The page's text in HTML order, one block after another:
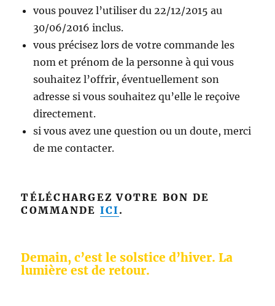
vous pouvez l’utiliser du 22/12/2015 au
30/06/2016 inclus.
vous précisez lors de votre commande les
nom et prénom de la personne à qui vous
souhaitez l’offrir, éventuellement son
adresse si vous souhaitez qu’elle le reçoive
directement.
si vous avez une question ou un doute, merci
de me contacter.
TÉLÉCHARGEZ VOTRE BON DE
COMMANDE ICI .
Demain, c’est le solstice d’hiver. La
lumière est de retour.